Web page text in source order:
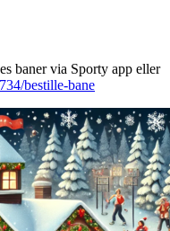
baner via Sporty app eller
bestille-bane